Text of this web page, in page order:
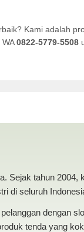
Kami adalah
0822-5779-5508
Sejak tahun 2004,
di seluruh
dengan
tenda yang